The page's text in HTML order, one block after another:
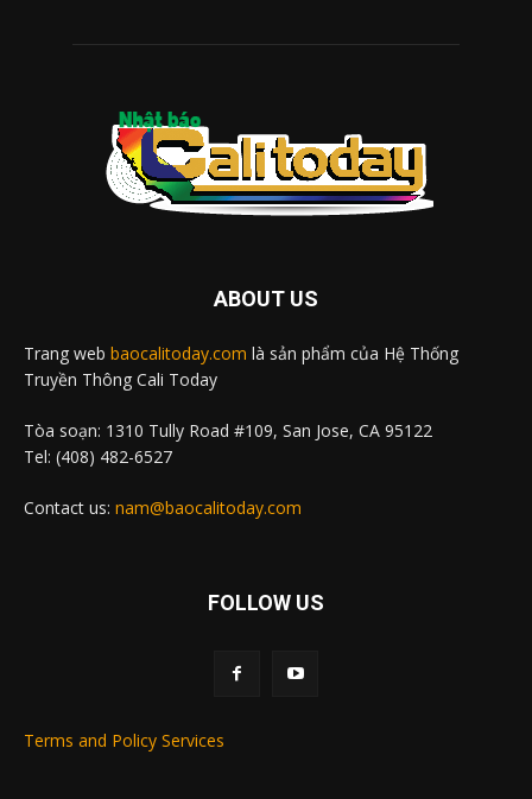
ABOUT US
Trang web baocalitoday.com là sản phẩm của Hệ Thống
Truyền Thông Cali Today
Tòa soạn: 1310 Tully Road #109, San Jose, CA 95122
Tel: (408) 482-6527
Contact us: nam@baocalitoday.com
FOLLOW US
Terms and Policy Services